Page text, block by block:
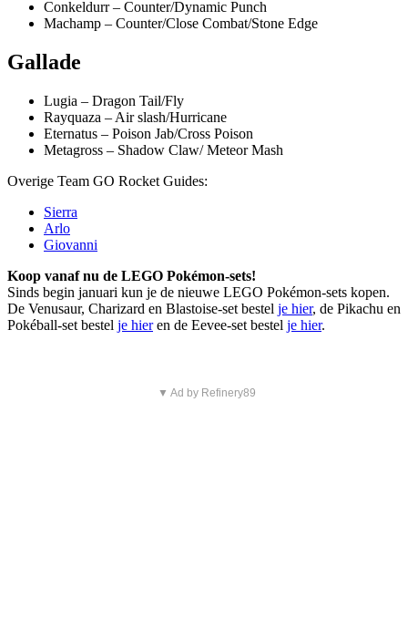
Conkeldurr – Counter/Dynamic Punch
Machamp – Counter/Close Combat/Stone Edge
Gallade
Lugia – Dragon Tail/Fly
Rayquaza – Air slash/Hurricane
Eternatus – Poison Jab/Cross Poison
Metagross – Shadow Claw/ Meteor Mash
Overige Team GO Rocket Guides:
Sierra
Arlo
Giovanni
Koop vanaf nu de LEGO Pokémon-sets!
Sinds begin januari kun je de nieuwe LEGO Pokémon-sets kopen.
De Venusaur, Charizard en Blastoise-set bestel je hier, de Pikachu en
Pokéball-set bestel je hieren de Eevee-set bestel je hier.
▼ Ad by Refinery89